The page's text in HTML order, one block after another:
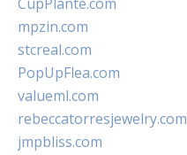
mpzin.com
stcreal.com
PopUpFlea.com
valueml.com
rebeccatorresjewelry.com
jmpbliss.com